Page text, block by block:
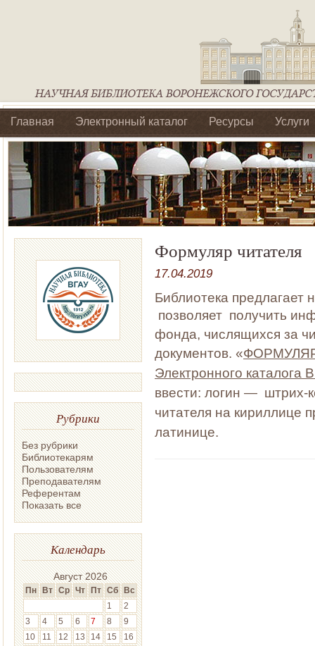
Главная Электронный каталог Ресурсы Услуги
Библиотеки регионального отделения Ассоциации
Рубрики
Без рубрики
Библиотекарям
Пользователям
Преподавателям
Референтам
Показать все
Календарь
Август 2026
Пн Вт Ср Чт Пт Сб Вс
1
2
3
4 5 6 7 8
9
10
11 12 13 14 15
16
Формуляр читателя
17.04.2019
Библиотека предлагает
позволяет получить
фонда, числящихся за
документов. «
Электронного каталога
ввести: логин — штрих-
читателя на кириллице
латинице.